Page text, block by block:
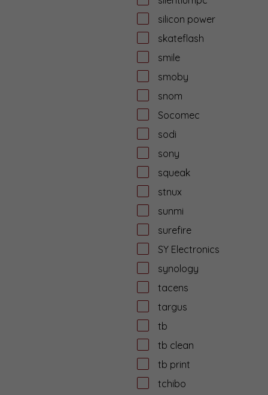
silicon power
skateflash
smile
smoby
snom
Socomec
sodi
sony
squeak
stnux
sunmi
surefire
SY Electronics
synology
tacens
targus
tb
tb clean
tb print
tchibo